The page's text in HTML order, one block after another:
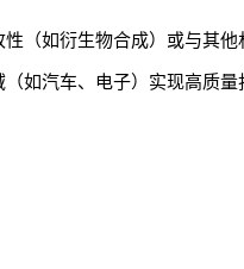
（如衍生物合成）或与其他
如汽车、电子）实现高质